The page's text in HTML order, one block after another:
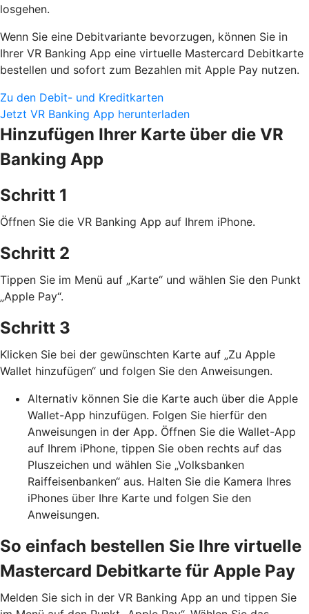
losgehen.
Wenn Sie eine Debitvariante bevorzugen, können Sie in
Ihrer VR Banking App eine virtuelle Mastercard Debitkarte
bestellen und sofort zum Bezahlen mit Apple Pay nutzen.
Zu den Debit- und Kreditkarten
Jetzt VR Banking App herunterladen
Hinzufügen Ihrer Karte über die VR
Banking App
Schritt 1
Öffnen Sie die VR Banking App auf Ihrem iPhone.
Schritt 2
Tippen Sie im Menü auf „Karte“ und wählen Sie den Punkt
„Apple Pay“.
Schritt 3
Klicken Sie bei der gewünschten Karte auf „Zu Apple
Wallet hinzufügen“ und folgen Sie den Anweisungen.
Alternativ können Sie die Karte auch über die Apple
Wallet-App hinzufügen. Folgen Sie hierfür den
Anweisungen in der App. Öffnen Sie die Wallet-App
auf Ihrem iPhone, tippen Sie oben rechts auf das
Pluszeichen und wählen Sie „Volksbanken
Raiffeisenbanken“ aus. Halten Sie die Kamera Ihres
iPhones über Ihre Karte und folgen Sie den
Anweisungen.
So einfach bestellen Sie Ihre virtuelle
Mastercard Debitkarte für Apple Pay
Melden Sie sich in der VR Banking App an und tippen Sie